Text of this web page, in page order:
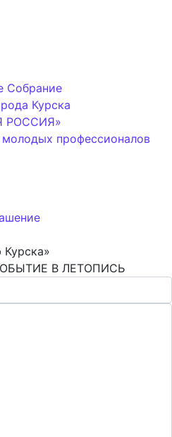
Собрание
Курска
РОССИЯ»
профессионалов
В ЛЕТОПИСЬ